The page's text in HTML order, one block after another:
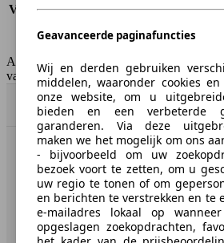
Verbruik (gemiddeld)* 11.2 l/100km
Emissieklasse
Euro 4
AutoScout24 Belgium NV is niet
van de gegevens.
AutoScout24: de grootste online
AutoScout24
Over AutoScout24
Geavanceerde paginafuncties
Wij en derden gebruiken
middelen, waaronder cookies
onze website, om u
bieden en een verbeterde
garanderen. Via deze
maken we het mogelijk om ons
- bijvoorbeeld om uw
bezoek voort te zetten, om u
uw regio te tonen of om
en berichten te verstrekken en te
e-mailadres lokaal op
opgeslagen zoekopdrachten,